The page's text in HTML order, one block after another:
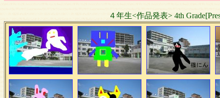
４年生<作品発表> 4th